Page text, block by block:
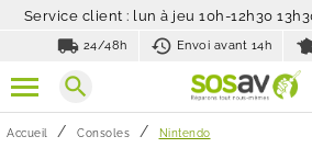
Service client : lun à jeu 10h-12h30
local_shipping 24/48h Envoi avant 14h
search
Accueil Consoles Nintendo